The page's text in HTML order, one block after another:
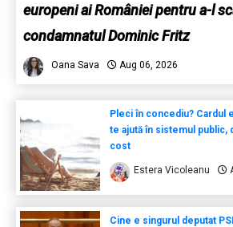
europeni ai României pentru a-l
condamnatul Dominic Fritz
Oana Sava Aug 06, 2026
Pleci în concediu? Cardul
te ajută în sistemul public,
cost
Estera Vicoleanu
Cine e singurul deputat